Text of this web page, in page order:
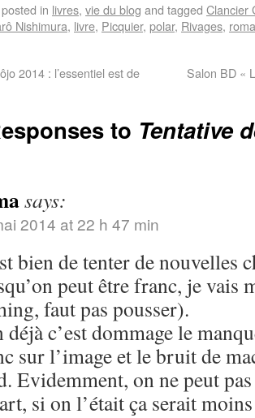
in livres, vie du blog and tagged Clancier
Nishimura, livre, Picquier, polar, Rivages,
2014 : l’essentiel est de
Salon BD «
to Tentative
says:
2014 at 22 h 47 min
bien de tenter de nouvelles
peut être franc, je vais
faut pas pousser).
déjà c’est dommage le
sur l’image et le bruit de
Evidemment, on ne peut
si on l’était ça serait